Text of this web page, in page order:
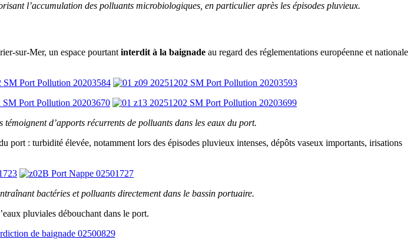
l’accumulation des polluants microbiologiques, en particulier après les épisodes pluvieux.
sur-Mer, un espace pourtant interdit à la baignade au regard des réglementations européenne et nationale
d’apports récurrents de polluants dans les eaux du port.
port : turbidité élevée, notamment lors des épisodes pluvieux intenses, dépôts vaseux importants, irisations
bactéries et polluants directement dans le bassin portuaire.
pluviales débouchant dans le port.